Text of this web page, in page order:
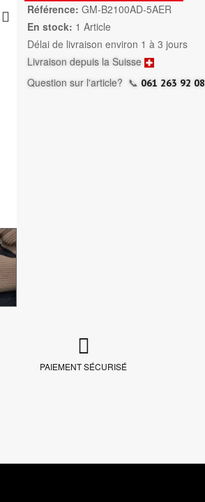
Référence: GM-B2100AD-5AER
En stock: 1 Article
Délai de livraison environ 1 à 3 jours
Livraison depuis la Suisse
Question sur l'article? 📞 061 263 92 08
PAIEMENT SÉCURISÉ